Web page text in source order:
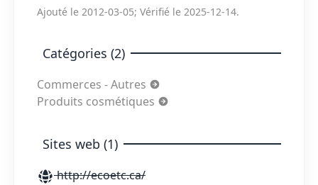
Ajouté le 2012-03-05; Vérifié le 2025-12-14.
Catégories (2)
Commerces - Autres
Produits cosmétiques
Sites web (1)
http://ecoetc.ca/